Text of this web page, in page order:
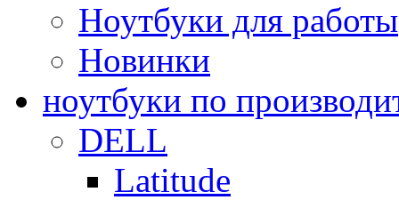
Ноутбуки для работы
Новинки
ноутбуки по
DELL
Latitude